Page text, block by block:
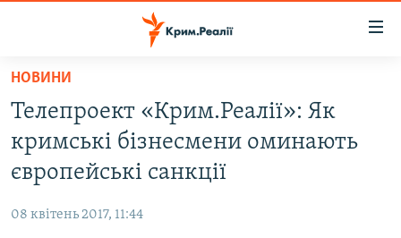
Перейти
основного
матеріалу
Перейти
до
основної
ВОДА.КРИМ
ВІДЕО ТА ФОТО
БЛОГИ
НОВИНИ
Телепроект «Крим.Реалії»: Як
кримські бізнесмени оминають
європейські санкції
08 квітень 2017, 11:44